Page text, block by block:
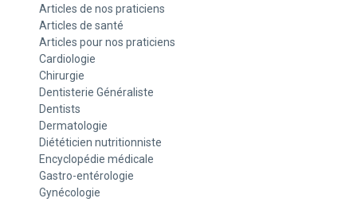
Articles de nos praticiens
Articles de santé
Articles pour nos praticiens
Cardiologie
Chirurgie
Dentisterie Généraliste
Dentists
Dermatologie
Diététicien nutritionniste
Encyclopédie médicale
Gastro-entérologie
Gynécologie